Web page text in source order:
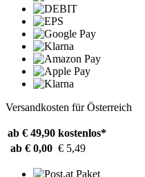
Versandkosten für Österreich
ab € 49,90 kostenlos*
ab € 0,00 € 5,49